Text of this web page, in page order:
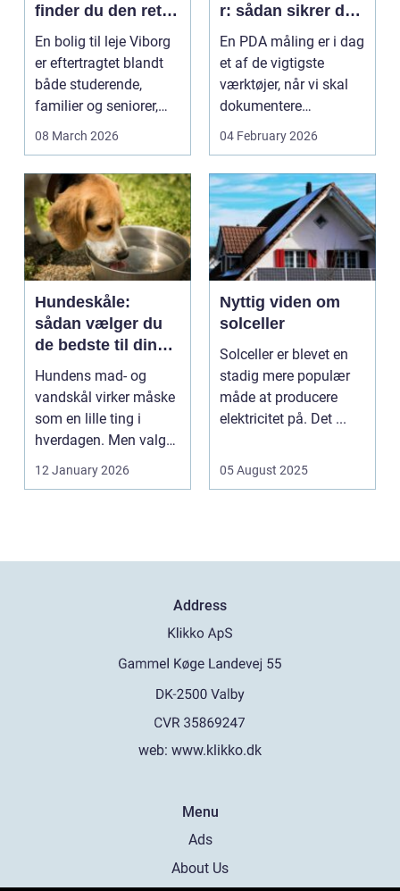
finder du den rette
lejlighed
En bolig til leje Viborg
er eftertragtet blandt
både studerende,
familier og seniorer,
fordi b...
08 March 2026
r: sådan sikrer du
dokumenteret
bæreevne
En PDA måling er i dag
et af de vigtigste
værktøjer, når vi skal
dokumentere
bæreevnen af pæle til
04 February 2026
Hundeskåle:
sådan vælger du
de bedste til din
hund
Hundens mad- og
vandskål virker måske
som en lille ting i
hverdagen. Men valg
af sk&arin...
12 January 2026
Nyttig viden om
solceller
Solceller er blevet en
stadig mere populær
måde at producere
elektricitet på. Det ...
05 August 2025
Address
web: www.klikko.dk
Menu
Ads
About Us